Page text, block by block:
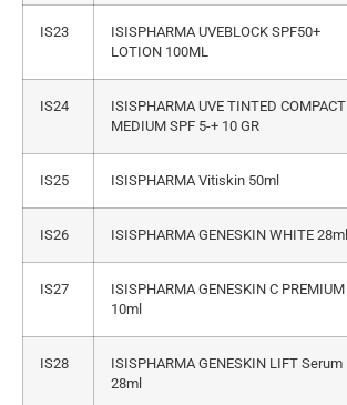
IS23
ISISPHARMA UVEBLOCK SPF50+
LOTION 100ML
IS24
ISISPHARMA UVE TINTED COMPACT
MEDIUM SPF 5-+ 10 GR
IS25 ISISPHARMA Vitiskin 50ml
IS26 ISISPHARMA GENESKIN WHITE 28ml
IS27
ISISPHARMA GENESKIN C PREMIUM
10ml
IS28
ISISPHARMA GENESKIN LIFT Serum
28ml